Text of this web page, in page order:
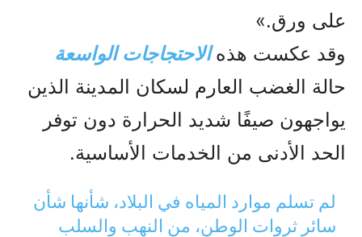
على ورق.»
وقد عكست هذهالاحتجاجات الواسعة
حالة الغضب العارم لسكان المدينة الذين
يواجهون صيفًا شديد الحرارة دون توفر
الحد الأدنى من الخدمات الأساسية.
لم تسلم موارد المياه في البلاد، شأنها شأن
سائر ثروات الوطن، من النهب والسلب